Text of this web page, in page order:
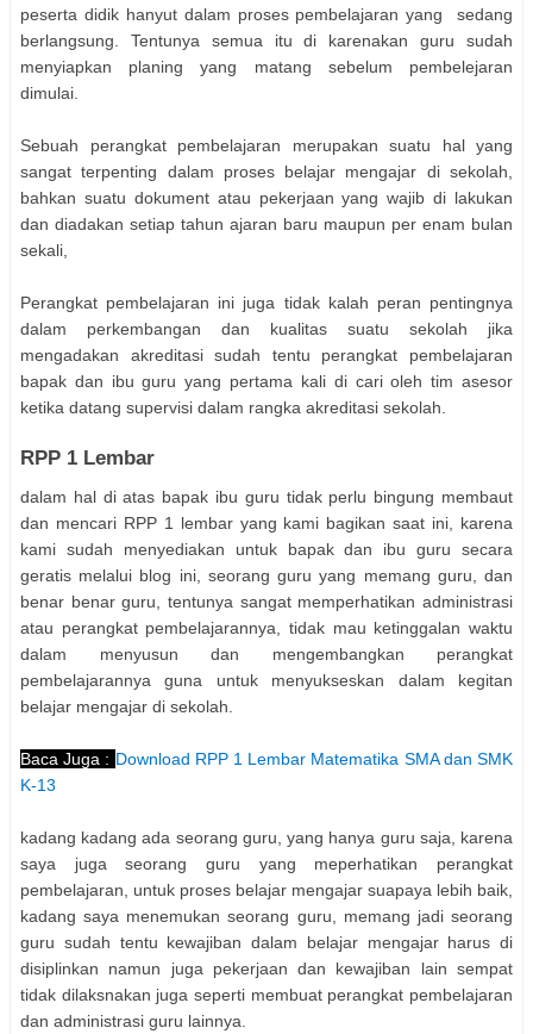
peserta didik hanyut dalam proses pembelajaran yang sedang
berlangsung. Tentunya semua itu di karenakan guru sudah
menyiapkan planing yang matang sebelum pembelejaran
dimulai.
Sebuah perangkat pembelajaran merupakan suatu hal yang
sangat terpenting dalam proses belajar mengajar di sekolah,
bahkan suatu dokument atau pekerjaan yang wajib di lakukan
dan diadakan setiap tahun ajaran baru maupun per enam bulan
sekali,
Perangkat pembelajaran ini juga tidak kalah peran pentingnya
dalam perkembangan dan kualitas suatu sekolah jika
mengadakan akreditasi sudah tentu perangkat pembelajaran
bapak dan ibu guru yang pertama kali di cari oleh tim asesor
ketika datang supervisi dalam rangka akreditasi sekolah.
RPP 1 Lembar
dalam hal di atas bapak ibu guru tidak perlu bingung membaut
dan mencari RPP 1 lembar yang kami bagikan saat ini, karena
kami sudah menyediakan untuk bapak dan ibu guru secara
geratis melalui blog ini, seorang guru yang memang guru, dan
benar benar guru, tentunya sangat memperhatikan administrasi
atau perangkat pembelajarannya, tidak mau ketinggalan waktu
dalam menyusun dan mengembangkan perangkat
pembelajarannya guna untuk menyukseskan dalam kegitan
belajar mengajar di sekolah.
Baca Juga : Download RPP 1 Lembar Matematika SMA dan SMK
K-13
kadang kadang ada seorang guru, yang hanya guru saja, karena
saya juga seorang guru yang meperhatikan perangkat
pembelajaran, untuk proses belajar mengajar suapaya lebih baik,
kadang saya menemukan seorang guru, memang jadi seorang
guru sudah tentu kewajiban dalam belajar mengajar harus di
disiplinkan namun juga pekerjaan dan kewajiban lain sempat
tidak dilaksnakan juga seperti membuat perangkat pembelajaran
dan administrasi guru lainnya.